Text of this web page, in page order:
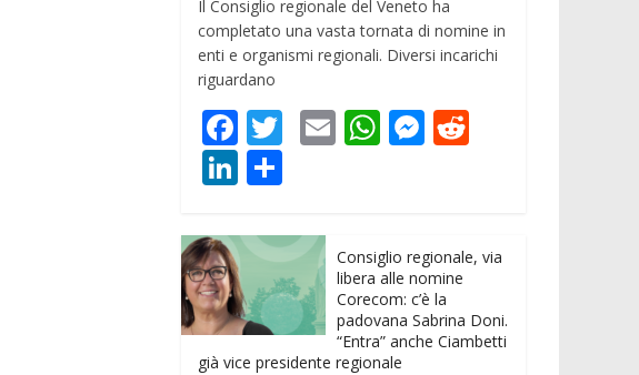
Il Consiglio regionale del Veneto ha
completato una vasta tornata di nomine in
enti e organismi regionali. Diversi incarichi
riguardano
F
ac
e
b
o
o
k
T
er
E W
A
p
p
M
n
g
er
t
Li
k
e
dI
n
n
di
vi
di
Consiglio regionale, via
libera alle nomine
Corecom: c’è la
padovana Sabrina Doni.
“Entra” anche Ciambetti
già vice presidente regionale